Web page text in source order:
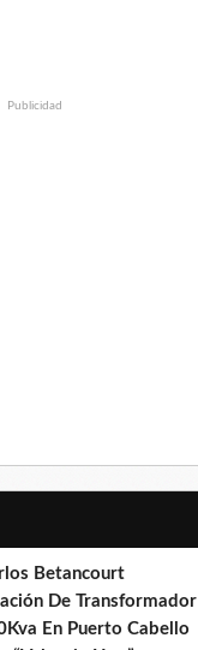
Publicidad
Betancourt
De Transformador
En Puerto Cabello